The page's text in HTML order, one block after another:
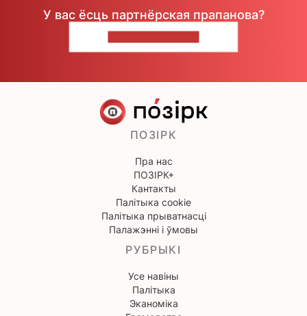
У вас ёсць партнёрская прапанова?
ПОЗІРК
Пра нас
ПОЗІРК+
Кантакты
Палітыка cookie
Палітыка прыватнасці
Палажэнні і ўмовы
РУБРЫКІ
Усе навіны
Палітыка
Эканоміка